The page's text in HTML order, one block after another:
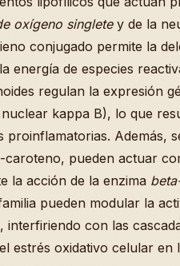
oxígeno singletey de la
conjugado permite la
energía de especies
regulan la expresión
kappa B), lo que
proinflamatorias. Además,
caroteno, pueden actuar
la acción de la enzima
pueden modular la
interfiriendo con las
estrés oxidativo celular en